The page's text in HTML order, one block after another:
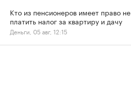
Кто из пенсионеров имеет право не
платить налог за квартиру и дачу
Деньги, 05 авг, 12:15